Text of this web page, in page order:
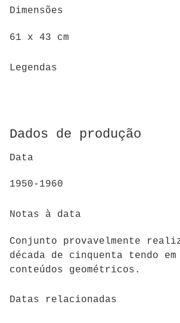
Dimensões
61 x 43 cm
Legendas
Dados de produção
Data
1950-1960
Notas à data
Conjunto provavelmente
década de cinquenta tendo
conteúdos geométricos.
Datas relacionadas